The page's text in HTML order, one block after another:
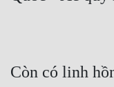
Còn có linh